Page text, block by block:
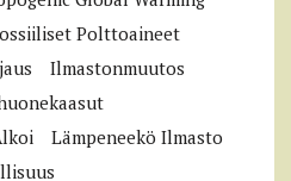
Polttoaineet
Ilmastonmuutos
Lämpeneekö Ilmasto